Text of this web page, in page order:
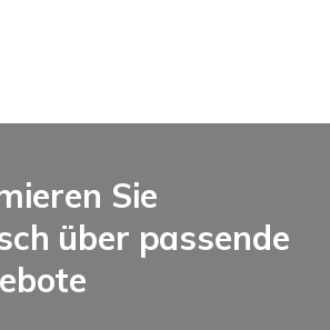
Sie
über passende